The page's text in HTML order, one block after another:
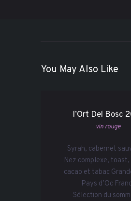
You May Also Like
l’Ort Del Bosc
vin rouge
Syrah, cabernet
Nez complexe, toast,
cacao et tabac
Pays d’Oc
Sélection du